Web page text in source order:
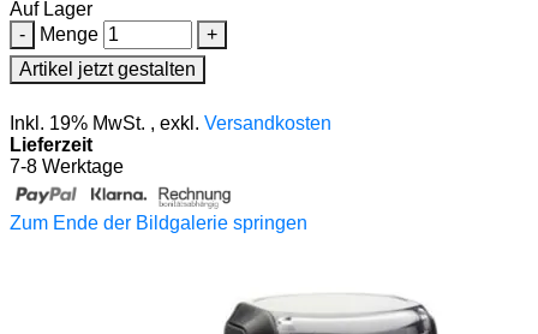
Auf Lager
-
Menge
+
Artikel jetzt gestalten
Inkl. 19% MwSt. , exkl. Versandkosten
Lieferzeit
7-8 Werktage
Zum Ende der Bildgalerie springen